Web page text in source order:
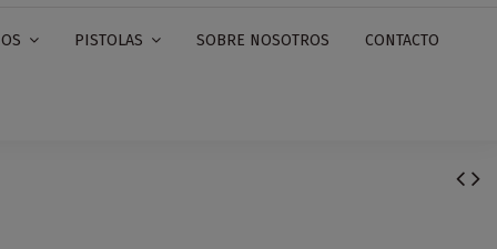
PISTOLAS SOBRE NOSOTROS CONTACTO